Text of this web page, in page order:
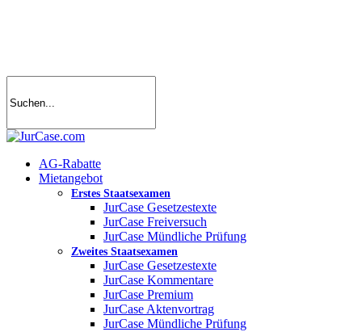
search
account
Menu
AG-Rabatte
Mietangebot
Erstes Staatsexamen
JurCase Gesetzestexte
JurCase Freiversuch
JurCase Mündliche Prüfung
Zweites Staatsexamen
JurCase Gesetzestexte
JurCase Kommentare
JurCase Premium
JurCase Aktenvortrag
JurCase Mündliche Prüfung